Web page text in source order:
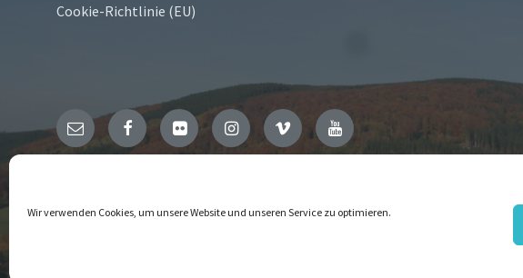
Wir verwenden Cookies, um unsere Website und unseren Service zu optimieren.
Cookie-Richtlinie (EU)
Email FacebookFlickr InstagramVimeo YouTube